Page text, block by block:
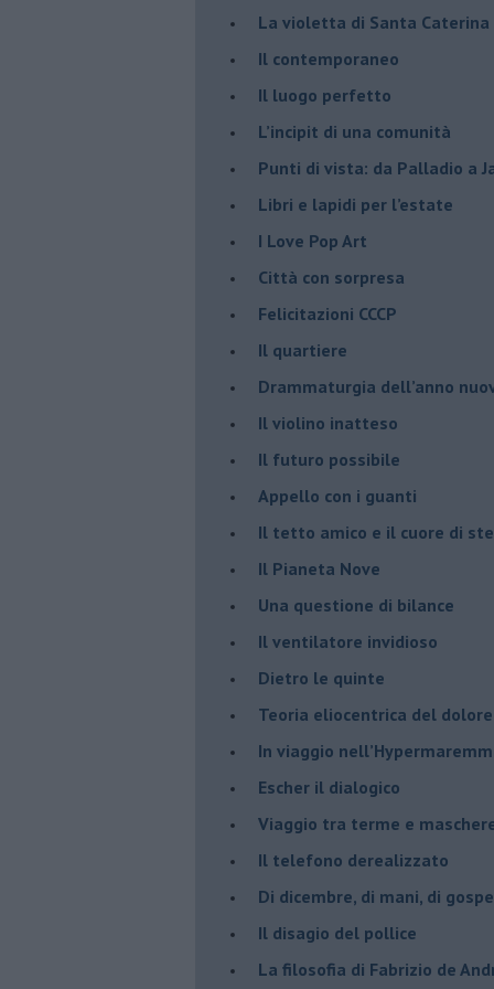
​La violetta di Santa Caterina
​Il contemporaneo
​Il luogo perfetto
​L’incipit di una comunità
Punti di vista: da Palladio a
​Libri e lapidi per l’estate
​I Love Pop Art
Città con sorpresa
Felicitazioni CCCP
​Il quartiere
​Drammaturgia dell’anno
​Il violino inatteso
​Il futuro possibile
​Appello con i guanti
​Il tetto amico e il cuore di
​Il Pianeta Nove
​Una questione di bilance
​Il ventilatore invidioso
​Dietro le quinte
​Teoria eliocentrica del dolore
In viaggio
​Escher il dialogico
​Viaggio tra terme e
Il telefono derealizzato
​Di dicembre, di mani, di
​Il disagio del pollice
​La filosofia di Fabrizio de